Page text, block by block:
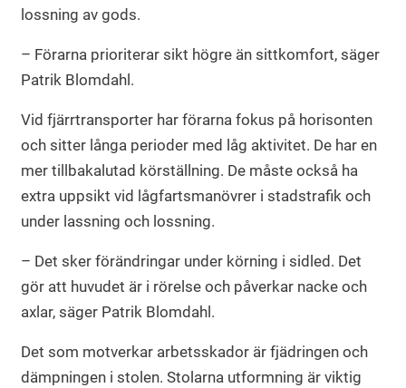
lossning av gods.
– Förarna prioriterar sikt högre än sittkomfort, säger
Patrik Blomdahl.
Vid fjärrtransporter har förarna fokus på horisonten
och sitter långa perioder med låg aktivitet. De har en
mer tillbakalutad körställning. De måste också ha
extra uppsikt vid lågfartsmanövrer i stadstrafik och
under lassning och lossning.
– Det sker förändringar under körning i sidled. Det
gör att huvudet är i rörelse och påverkar nacke och
axlar, säger Patrik Blomdahl.
Det som motverkar arbetsskador är fjädringen och
dämpningen i stolen. Stolarna utformning är viktig